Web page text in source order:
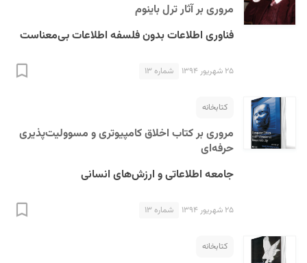
مروری بر آثار ترل باینوم
فناوری اطلاعات بدون فلسفه اطلاعات بی‌معناست
۲۵ شهریور ۱۳۹۴ شماره ۱۳
کتابخانه
مروری بر کتاب اخلاق کامپیوتری و مسوولیت‌پذیری
حرفه‌ای
جامعه اطلاعاتی و ارزش‌های انسانی
۲۵ شهریور ۱۳۹۴ شماره ۱۳
کتابخانه